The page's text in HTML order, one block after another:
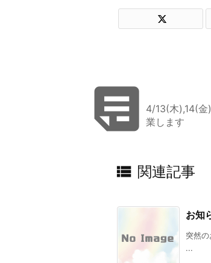
4/13(木),14(
業します
 関連記事
お知
突然
...